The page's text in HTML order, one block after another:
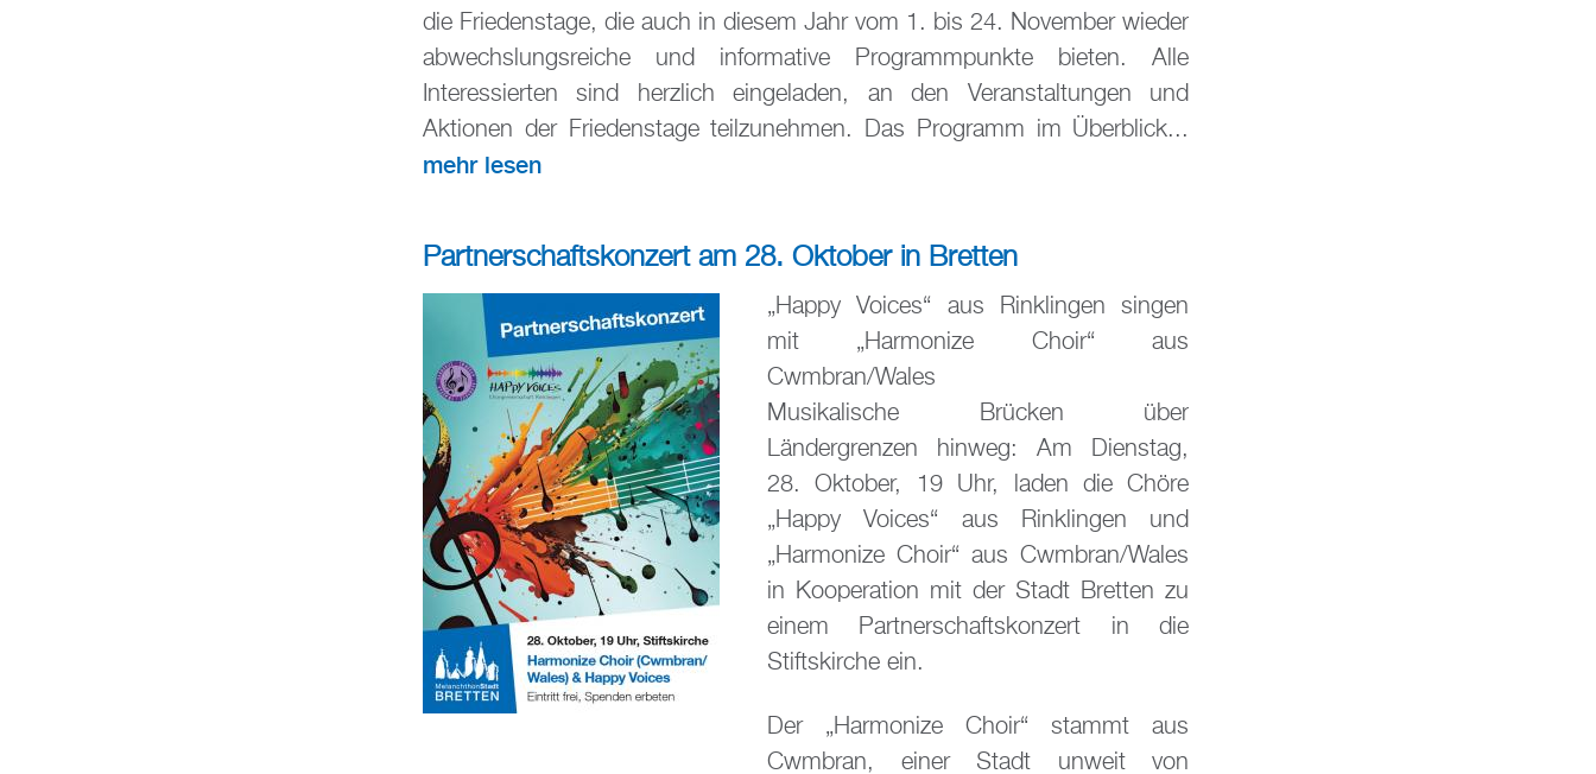
die Friedenstage, die auch in diesem Jahr vom 1. bis 24. November wieder
abwechslungsreiche und informative Programmpunkte bieten. Alle
Interessierten sind herzlich eingeladen, an den Veranstaltungen und
Aktionen der Friedenstage teilzunehmen. Das Programm im Überblick...
mehr lesen
Partnerschaftskonzert am 28. Oktober in Bretten
„Happy Voices“ aus Rinklingen singen
mit „Harmonize Choir“ aus
Cwmbran/Wales
Musikalische Brücken über
Ländergrenzen hinweg: Am Dienstag,
28. Oktober, 19 Uhr, laden die Chöre
„Happy Voices“ aus Rinklingen und
„Harmonize Choir“ aus Cwmbran/Wales
in Kooperation mit der Stadt Bretten zu
einem Partnerschaftskonzert in die
Stiftskirche ein.
Der „Harmonize Choir“ stammt aus
Cwmbran, einer Stadt unweit von